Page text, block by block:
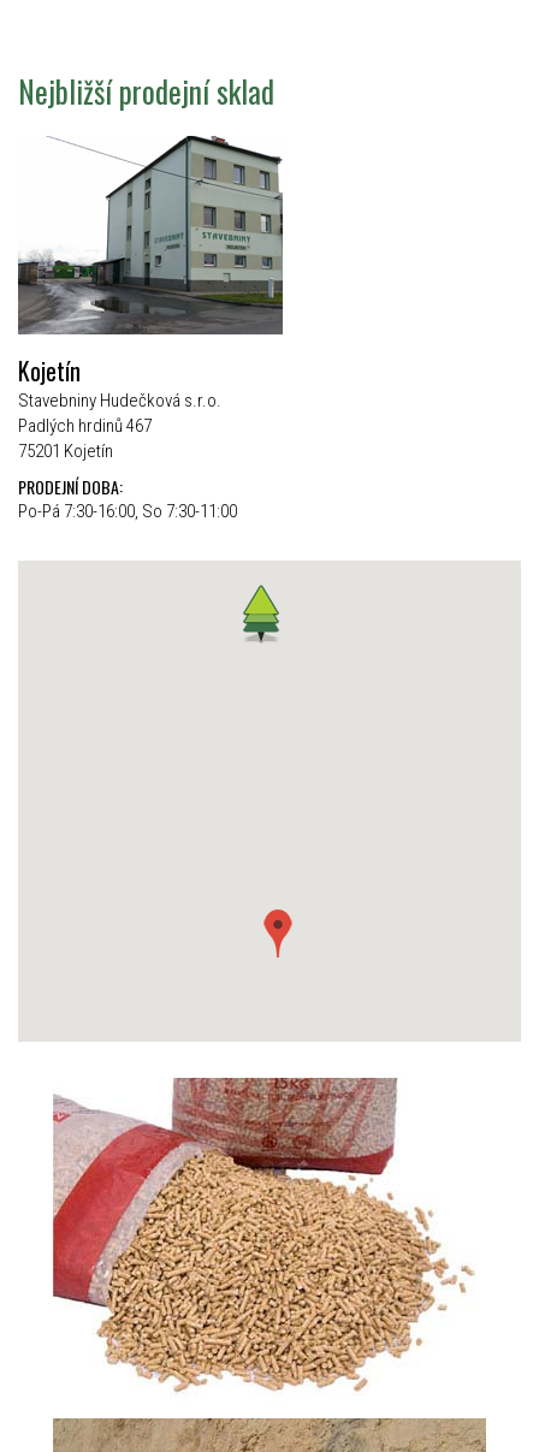
Nejbližší prodejní sklad
Kojetín
Stavebniny Hudečková s.r.o.
Padlých hrdinů 467
75201 Kojetín
PRODEJNÍ DOBA:
Po-Pá 7:30-16:00, So 7:30-11:00